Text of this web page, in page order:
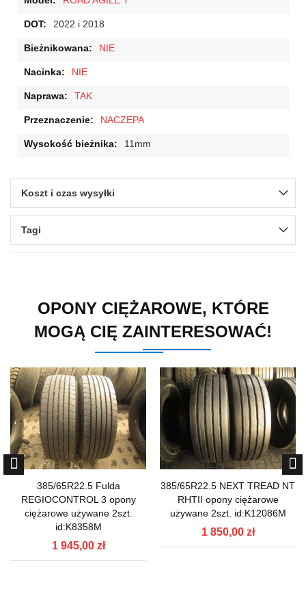
2022 i 2018
NIE
NIE
TAK
NACZEPA
11mm
Koszt i czas wysyłki
Tagi
OPONY CIĘŻAROWE, KTÓRE
MOGĄ CIĘ ZAINTERESOWAĆ!
385/65R22.5 Fulda
REGIOCONTROL 3 opony
ciężarowe używane 2szt.
id:K8358M
1 945,00 zł
385/65R22.5 NEXT TREAD NT
RHTII opony ciężarowe
używane 2szt. id:K12086M
1 850,00 zł